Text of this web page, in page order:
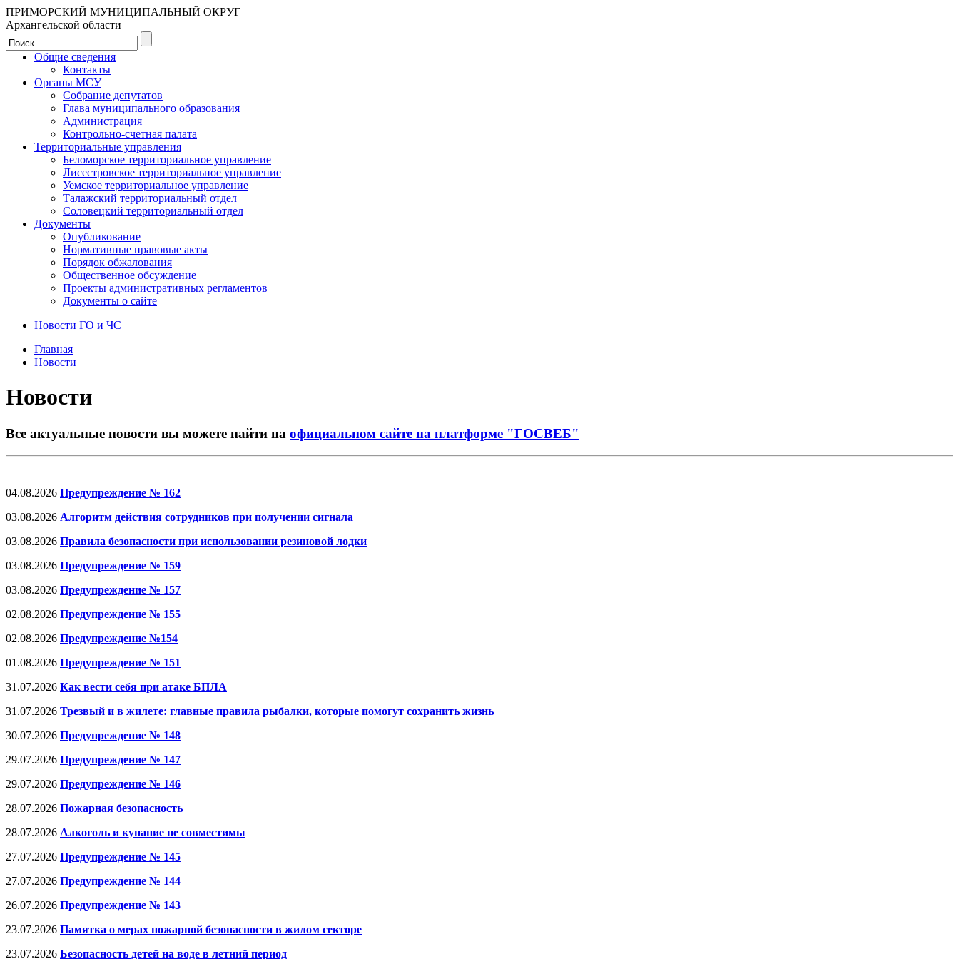
ПРИМОРСКИЙ МУНИЦИПАЛЬНЫЙ ОКРУГ
Архангельской области
Общие сведения
Контакты
Органы МСУ
Собрание депутатов
Глава муниципального образования
Администрация
Контрольно-счетная палата
Территориальные управления
Беломорское территориальное управление
Лисестровское территориальное управление
Уемское территориальное управление
Талажский территориальный отдел
Соловецкий территориальный отдел
Документы
Опубликование
Нормативные правовые акты
Порядок обжалования
Общественное обсуждение
Проекты административных регламентов
Документы о сайте
Новости ГО и ЧС
Главная
Новости
Новости
Все актуальные новости вы можете найти на официальном сайте на платформе "ГОСВЕБ"
04.08.2026 Предупреждение № 162
03.08.2026 Алгоритм действия сотрудников при получении сигнала
03.08.2026 Правила безопасности при использовании резиновой лодки
03.08.2026 Предупреждение № 159
03.08.2026 Предупреждение № 157
02.08.2026 Предупреждение № 155
02.08.2026 Предупреждение №154
01.08.2026 Предупреждение № 151
31.07.2026 Как вести себя при атаке БПЛА
31.07.2026 Трезвый и в жилете: главные правила рыбалки, которые помогут сохранить жизнь
30.07.2026 Предупреждение № 148
29.07.2026 Предупреждение № 147
29.07.2026 Предупреждение № 146
28.07.2026 Пожарная безопасность
28.07.2026 Алкоголь и купание не совместимы
27.07.2026 Предупреждение № 145
27.07.2026 Предупреждение № 144
26.07.2026 Предупреждение № 143
23.07.2026 Памятка о мерах пожарной безопасности в жилом секторе
23.07.2026 Безопасность детей на воде в летний период